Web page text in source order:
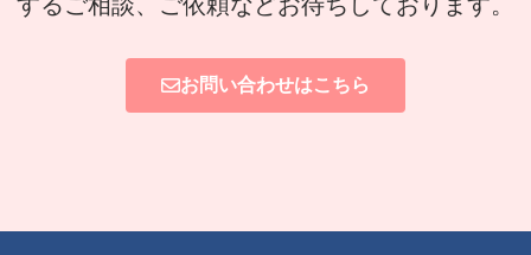
お問い合わせはこちら